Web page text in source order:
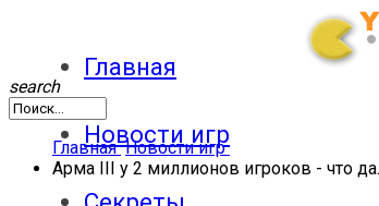
Главная
Новости игр
search
Главная Новости игр
Арма III у 2 миллионов игроков - что